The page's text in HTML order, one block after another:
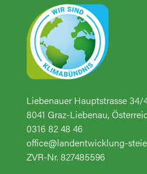
Liebenauer Hauptstrasse 34/
8041 Graz-Liebenau,
0316 82 48 46
office@landentwicklung-
ZVR-Nr. 827485596